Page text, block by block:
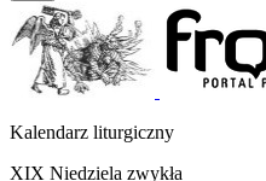
Kalendarz liturgiczny
XIX Niedziela zwykła